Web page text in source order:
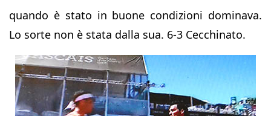
quando è stato in buone condizioni dominava.
Lo sorte non è stata dalla sua. 6-3 Cecchinato.